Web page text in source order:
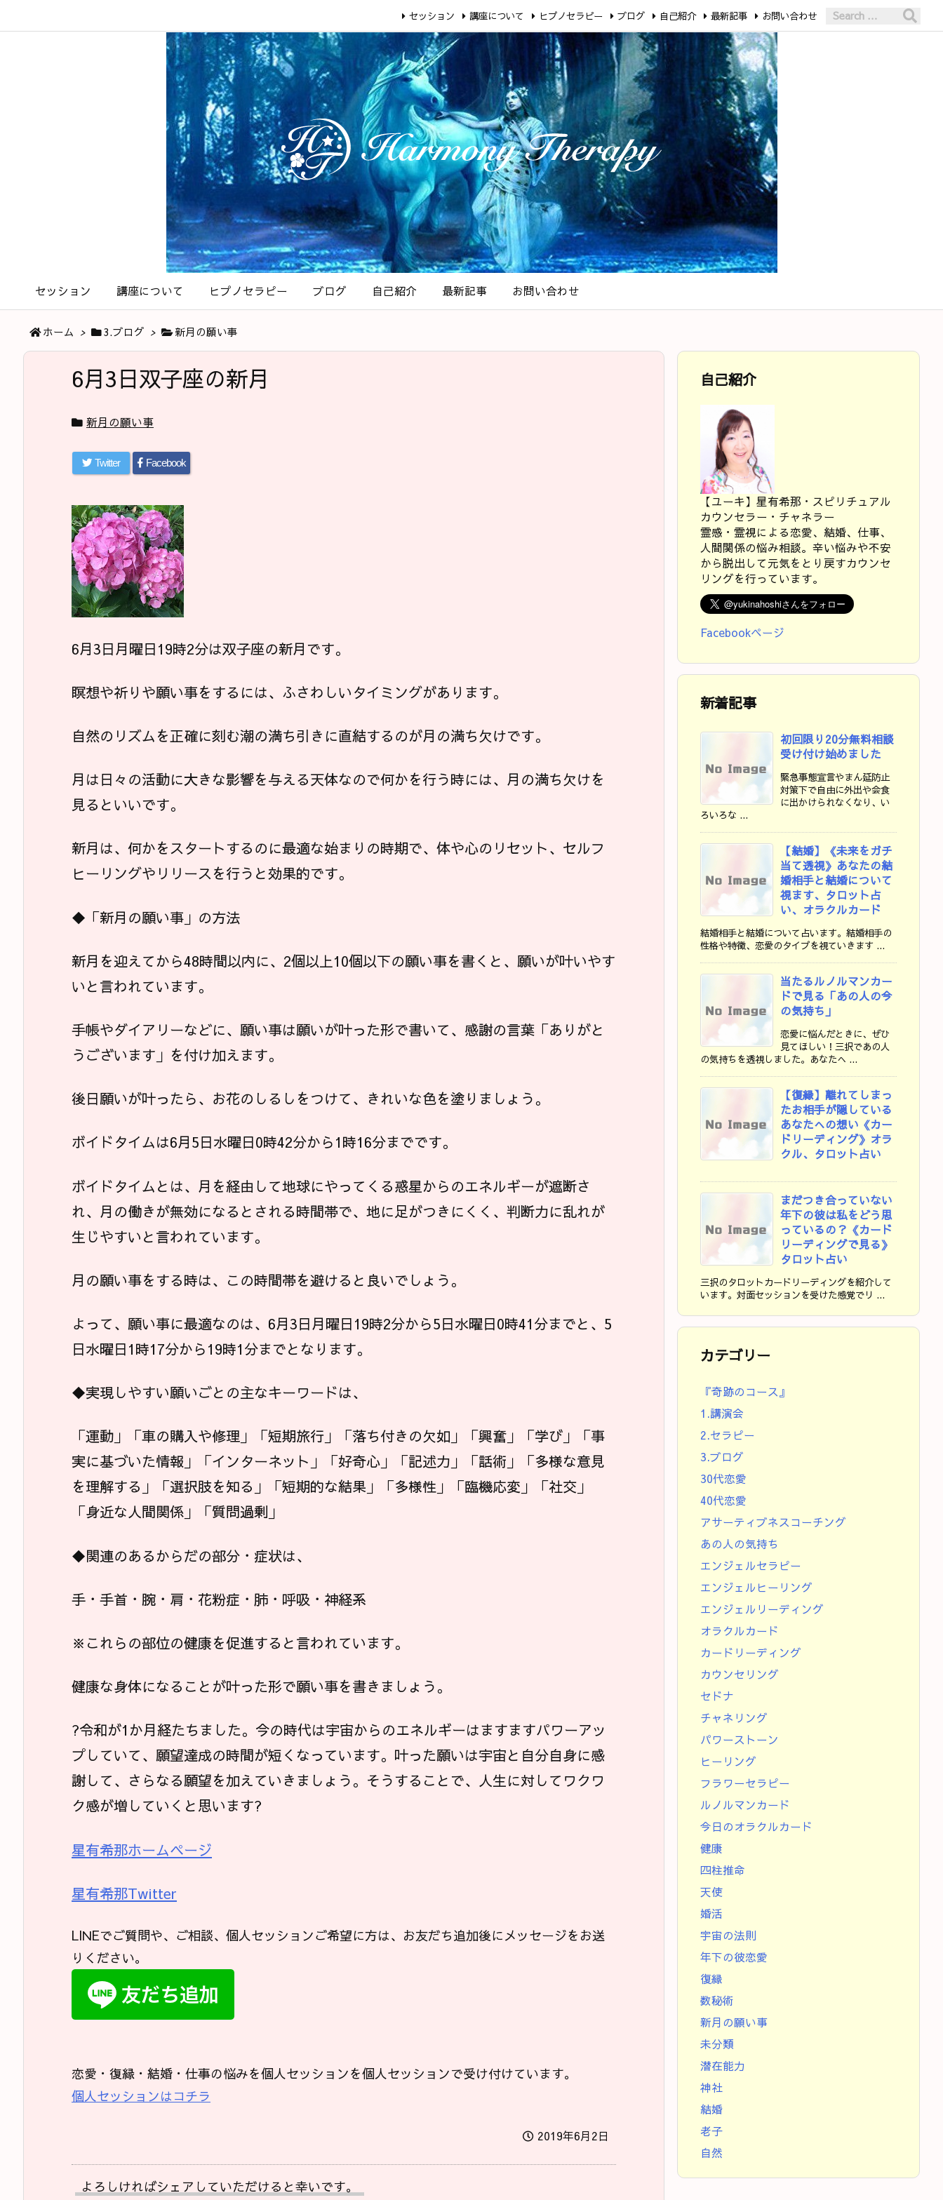
セッション 講座について ヒプノセラピー ブログ 自己紹介 最新記事 お問い合わせ
セッション 講座について ヒプノセラピー ブログ 自己紹介 最新記事 お問い合わせ
ホーム > 3.ブログ > 新月の願い事
6月3日双子座の新月
新月の願い事
Twitter Facebook
6月3日月曜日19時2分は双子座の新月です。
瞑想や祈りや願い事をするには、ふさわしいタイミングがあります。
自然のリズムを正確に刻む潮の満ち引きに直結するのが月の満ち欠けです。
月は日々の活動に大きな影響を与える天体なので何かを行う時には、月の満ち欠けを
見るといいです。
新月は、何かをスタートするのに最適な始まりの時期で、体や心のリセット、セルフ
ヒーリングやリリースを行うと効果的です。
◆「新月の願い事」の方法
新月を迎えてから48時間以内に、2個以上10個以下の願い事を書くと、願いが叶いやす
いと言われています。
手帳やダイアリーなどに、願い事は願いが叶った形で書いて、感謝の言葉「ありがと
うございます」を付け加えます。
後日願いが叶ったら、お花のしるしをつけて、きれいな色を塗りましょう。
ボイドタイムは6月5日水曜日0時42分から1時16分までです。
ボイドタイムとは、月を経由して地球にやってくる惑星からのエネルギーが遮断さ
れ、月の働きが無効になるとされる時間帯で、地に足がつきにくく、判断力に乱れが
生じやすいと言われています。
月の願い事をする時は、この時間帯を避けると良いでしょう。
よって、願い事に最適なのは、6月3日月曜日19時2分から5日水曜日0時41分までと、5
日水曜日1時17分から19時1分までとなります。
◆実現しやすい願いごとの主なキーワードは、
「運動」「車の購入や修理」「短期旅行」「落ち付きの欠如」「興奮」「学び」「事
実に基づいた情報」「インターネット」「好奇心」「記述力」「話術」「多様な意見
を理解する」「選択肢を知る」「短期的な結果」「多様性」「臨機応変」「社交」
「身近な人間関係」「質問過剰」
◆関連のあるからだの部分・症状は、
手・手首・腕・肩・花粉症・肺・呼吸・神経系
※これらの部位の健康を促進すると言われています。
健康な身体になることが叶った形で願い事を書きましょう。
?令和が1か月経たちました。今の時代は宇宙からのエネルギーはますますパワーアッ
プしていて、願望達成の時間が短くなっています。叶った願いは宇宙と自分自身に感
謝して、さらなる願望を加えていきましょう。そうすることで、人生に対してワクワ
ク感が増していくと思います?
星有希那ホームページ
星有希那Twitter
LINEでご質問や、ご相談、個人セッションご希望に方は、お友だち追加後にメッセージをお送
りください。
恋愛・復縁・結婚・仕事の悩みを個人セッションを個人セッションで受け付けています。
個人セッションはコチラ
2019年6月2日
よろしければシェアしていただけると幸いです。
自己紹介
【ユーキ】星有希那・スピリチュアル
カウンセラー・チャネラー
霊感・霊視による恋愛、結婚、仕事、
人間関係の悩み相談。辛い悩みや不安
から脱出して元気をとり戻すカウンセ
リングを行っています。
Facebookページ
新着記事
初回限り20分無料相談
受け付け始めました
緊急事態宣言やまん延防止
対策下で自由に外出や会食
に出かけられなくなり、い
ろいろな ...
【結婚】《未来をガチ
当て透視》あなたの結
婚相手と結婚について
視ます、タロット占
い、オラクルカード
結婚相手と結婚について占います。結婚相手の
性格や特徴、恋愛のタイプを視ていきます ...
当たるルノルマンカー
ドで見る「あの人の今
の気持ち」
恋愛に悩んだときに、ぜひ
見てほしい！三択であの人
の気持ちを透視しました。あなたへ ...
【復縁】離れてしまっ
たお相手が隠している
あなたへの想い《カー
ドリーディング》オラ
クル、タロット占い
まだつき合っていない
年下の彼は私をどう思
っているの？《カード
リーディングで見る》
タロット占い
三択のタロットカードリーディングを紹介して
います。対面セッションを受けた感覚でリ ...
カテゴリー
『奇跡のコース』
1.講演会
2.セラピー
3.ブログ
30代恋愛
40代恋愛
アサーティブネスコーチング
あの人の気持ち
エンジェルセラピー
エンジェルヒーリング
エンジェルリーディング
オラクルカード
カードリーディング
カウンセリング
セドナ
チャネリング
パワーストーン
ヒーリング
フラワーセラピー
ルノルマンカード
今日のオラクルカード
健康
四柱推命
天使
婚活
宇宙の法則
年下の彼恋愛
復縁
数秘術
新月の願い事
未分類
潜在能力
神社
結婚
老子
自然